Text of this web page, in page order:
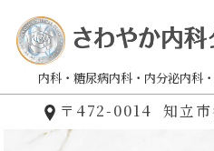
内科 糖尿病内科 内分泌内科
〒472-0014 知立